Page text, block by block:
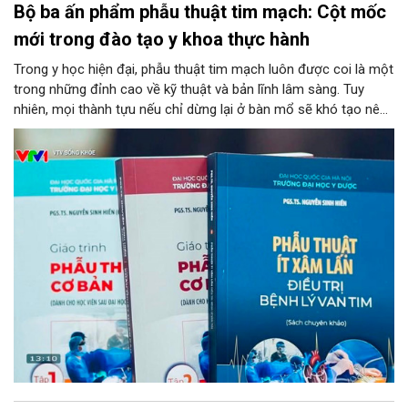
Bộ ba ấn phẩm phẫu thuật tim mạch: Cột mốc
mới trong đào tạo y khoa thực hành
Trong y học hiện đại, phẫu thuật tim mạch luôn được coi là một
trong những đỉnh cao về kỹ thuật và bản lĩnh lâm sàng. Tuy
nhiên, mọi thành tựu nếu chỉ dừng lại ở bàn mổ sẽ khó tạo nên
tính bền vững cho nền y tế chung. Chuyển hóa những kinh
nghiệm từ thực tiễn thành nguồn tri thức học thuật bài bản,
chuẩn hóa chính là chìa khóa then chốt để đào tạo thế hệ kế
thừa. Mới đây, bước tiến ấy đã được cụ thể hóa bằng sự ra mắt
của bộ ba ấn phẩm y học chuyên ngành do PGS.TS. Nguyễn
Sinh Hiền – Giám đốc Bệnh viện Tim Hà Nội chủ biên, đánh dấu
một cột mốc quan trọng trong công tác nghiên cứu, đào tạo và
chuyển giao công nghệ phẫu thuật tim tại Việt Nam.